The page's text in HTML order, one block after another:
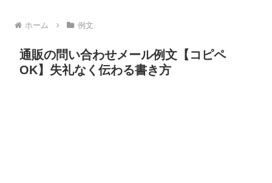
ホーム 例文
通販の問い合わせメール例文【コピペ
OK】失礼なく伝わる書き方